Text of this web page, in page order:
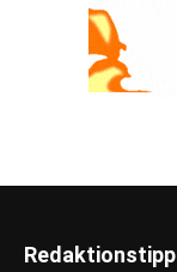
Redaktionstipp